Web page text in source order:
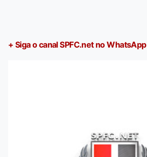
+ Siga o canal SPFC.net no WhatsApp